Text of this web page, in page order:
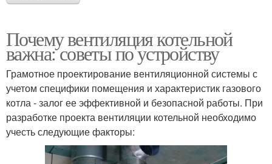
Почему вентиляция котельной
важна: советы по устройству
Грамотное проектирование вентиляционной системы с
учетом специфики помещения и характеристик газового
котла - залог ее эффективной и безопасной работы. При
разработке проекта вентиляции котельной необходимо
учесть следующие факторы: